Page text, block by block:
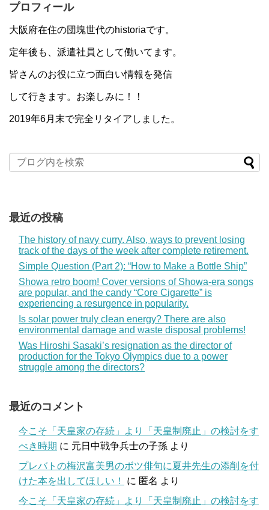
プロフィール
大阪府在住の団塊世代のhistoriaです。
定年後も、派遣社員として働いてます。
皆さんのお役に立つ面白い情報を発信
して行きます。お楽しみに！！
2019年6月末で完全リタイアしました。
最近の投稿
The history of navy curry. Also, ways to prevent losing
track of the days of the week after complete retirement.
Simple Question (Part 2): “How to Make a Bottle Ship”
Showa retro boom! Cover versions of Showa-era songs
are popular, and the candy “Core Cigarette” is
experiencing a resurgence in popularity.
Is solar power truly clean energy? There are also
environmental damage and waste disposal problems!
Was Hiroshi Sasaki’s resignation as the director of
production for the Tokyo Olympics due to a power
struggle among the directors?
最近のコメント
今こそ「天皇家の存続」より「天皇制廃止」の検討をす
べき時期 に 元日中戦争兵士の子孫 より
プレバトの梅沢富美男のボツ俳句に夏井先生の添削を付
けた本を出してほしい！
に 匿名 より
今こそ「天皇家の存続」より「天皇制廃止」の検討をす